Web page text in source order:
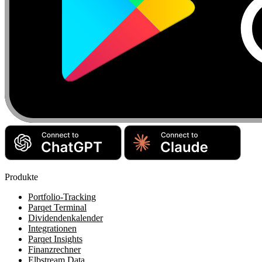
Produkte
Portfolio-Tracking
Parqet Terminal
Dividendenkalender
Integrationen
Parqet Insights
Finanzrechner
Elbstream Data